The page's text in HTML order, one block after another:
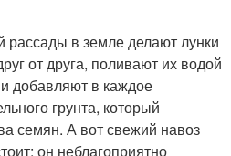
рассады в земле делают лунки
от друга, поливают их водой
добавляют в каждое
грунта, который
семян. А вот свежий навоз
он неблагоприятно